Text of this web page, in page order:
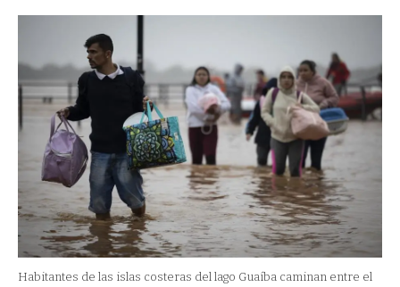
Habitantes de las islas costeras del lago Guaíba caminan entre el